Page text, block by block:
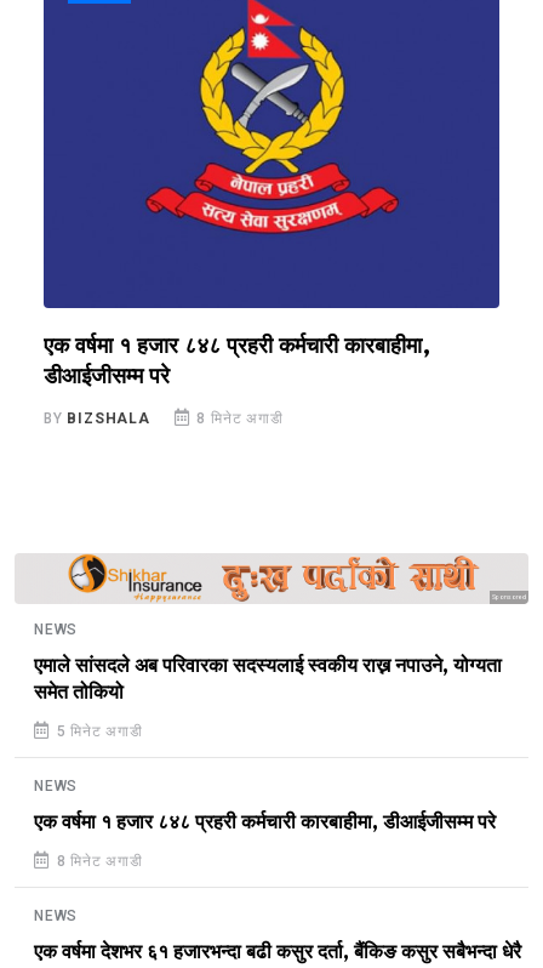
एक वर्षमा १ हजार ८४८ प्रहरी कर्मचारी कारबाहीमा,
डीआईजीसम्म परे
BY BIZSHALA 8 मिनेट अगाडी
Sponsored
NEWS
एमाले सांसदले अब परिवारका सदस्यलाई स्वकीय राख्न नपाउने, योग्यता
समेत तोकियो
5 मिनेट अगाडी
NEWS
एक वर्षमा १ हजार ८४८ प्रहरी कर्मचारी कारबाहीमा, डीआईजीसम्म परे
8 मिनेट अगाडी
NEWS
एक वर्षमा देशभर ६१ हजारभन्दा बढी कसुर दर्ता, बैंकिङ कसुर सबैभन्दा धेरै